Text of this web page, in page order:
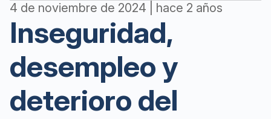
4 de noviembre de 2024 | hace 2 años
Inseguridad,
desempleo y
deterioro del